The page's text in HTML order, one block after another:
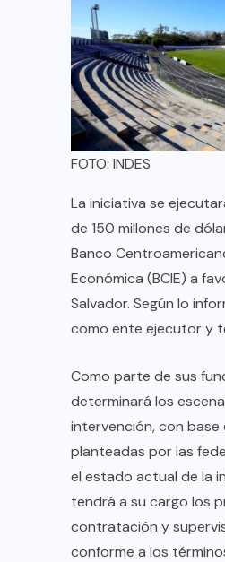
FOTO: INDES
La iniciativa se
de 150 millones de
Banco
Económica (BCIE) a
Salvador. Según lo
como ente ejecutor y
Como parte de sus
determinará los
intervención, con base
planteadas por las
el estado actual de la
tendrá a su cargo los
contratación y
conforme a los